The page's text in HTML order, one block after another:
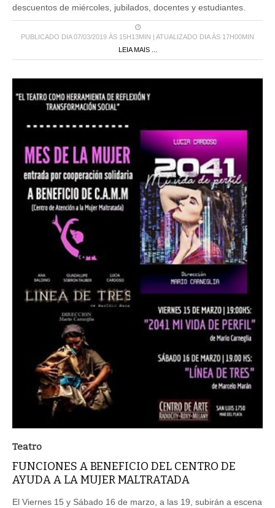
descuentos de miércoles, jubilados, docentes y estudiantes.
PUBLICADO DIA 07/03/2019 ÀS 15H13MIN | ATUALIZADO DIA ÀS 17H00MIN
LEIA MAIS ...
Teatro
FUNCIONES A BENEFICIO DEL CENTRO DE
AYUDA A LA MUJER MALTRATADA
El Viernes 15 y Sábado 16 de marzo, a las 19, subirán a escena